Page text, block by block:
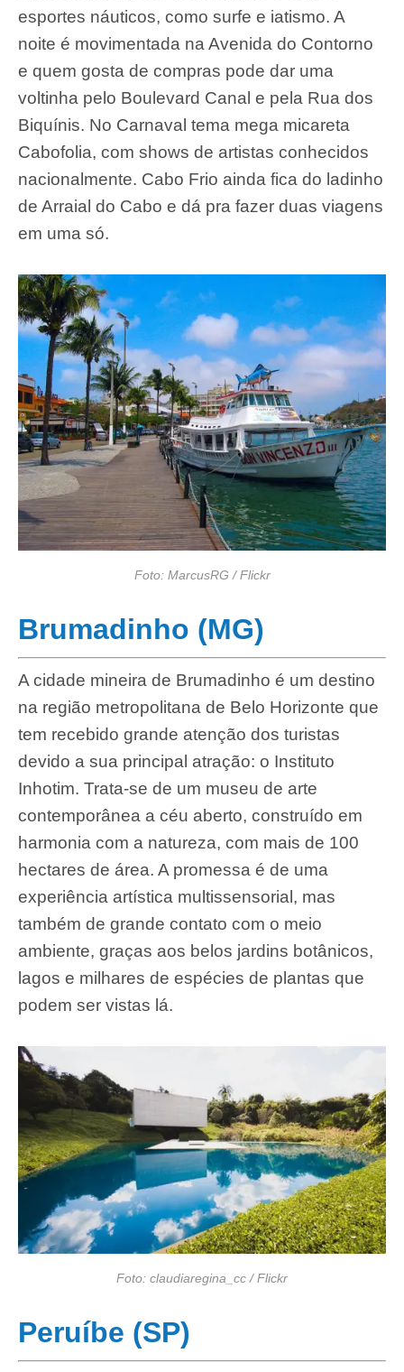
esportes náuticos, como surfe e iatismo. A
noite é movimentada na Avenida do Contorno
e quem gosta de compras pode dar uma
voltinha pelo Boulevard Canal e pela Rua dos
Biquínis. No Carnaval tema mega micareta
Cabofolia, com shows de artistas conhecidos
nacionalmente. Cabo Frio ainda fica do ladinho
de Arraial do Cabo e dá pra fazer duas viagens
em uma só.
Foto: MarcusRG / Flickr
Brumadinho (MG)
A cidade mineira de Brumadinho é um destino
na região metropolitana de Belo Horizonte que
tem recebido grande atenção dos turistas
devido a sua principal atração: o Instituto
Inhotim. Trata-se de um museu de arte
contemporânea a céu aberto, construído em
harmonia com a natureza, com mais de 100
hectares de área. A promessa é de uma
experiência artística multissensorial, mas
também de grande contato com o meio
ambiente, graças aos belos jardins botânicos,
lagos e milhares de espécies de plantas que
podem ser vistas lá.
Foto: claudiaregina_cc / Flickr
Peruíbe (SP)